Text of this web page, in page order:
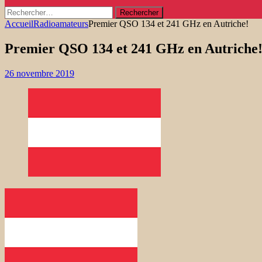
Rechercher :
AccueilRadioamateursPremier QSO 134 et 241 GHz en Autriche!
Premier QSO 134 et 241 GHz en Autriche!
26 novembre 2019